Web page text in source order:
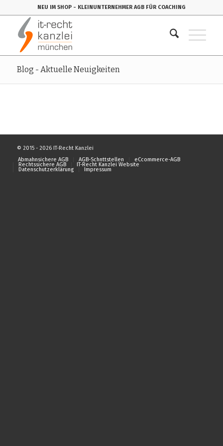
NEU IM SHOP - KLEINUNTERNEHMER AGB FÜR COACHING
Blog - Aktuelle Neuigkeiten
© 2015 - 2026 IT-Recht Kanzlei
Abmahnsichere AGB
AGB-Schnttstellen eCcommerce-AGB
Rechtssichere AGB IT-Recht Kanzlei Website
Datenschutzerklärung Impressum